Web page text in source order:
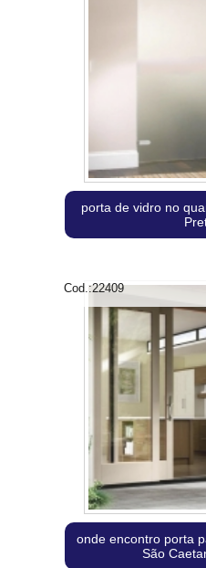
porta de vidro no
Cod.:22409
onde encontro porta
São